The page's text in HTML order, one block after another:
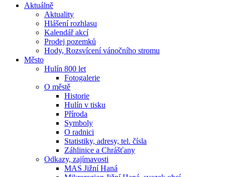
Aktuálně
Aktuality
Hlášení rozhlasu
Kalendář akcí
Prodej pozemků
Hody, Rozsvícení vánočního stromu
Město
Hulín 800 let
Fotogalerie
O městě
Historie
Hulín v tisku
Příroda
Symboly
O radnici
Statistiky, adresy, tel. čísla
Záhlinice a Chrášťany
Odkazy, zajímavosti
MAS Jižní Haná